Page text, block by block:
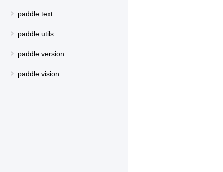
paddle.text
paddle.utils
paddle.version
paddle.vision